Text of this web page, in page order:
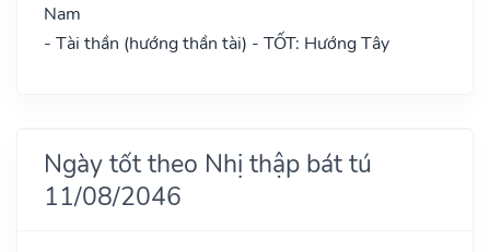
Nam
- Tài thần (hướng thần tài) - TỐT: Hướng Tây
Ngày tốt theo Nhị thập bát tú
11/08/2046